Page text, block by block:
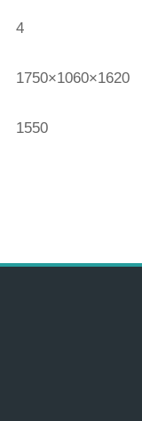
4
1750×1060×1620
1550